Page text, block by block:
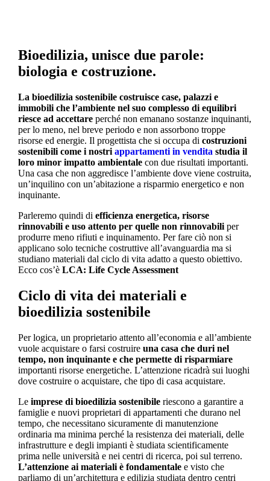
Bioedilizia, unisce due parole:
biologia e costruzione.
La bioedilizia sostenibile costruisce case, palazzi e
immobili che l’ambiente nel suo complesso di equilibri
riesce ad accettare perché non emanano sostanze inquinanti,
per lo meno, nel breve periodo e non assorbono troppe
risorse ed energie. Il progettista che si occupa di costruzioni
sostenibili come i nostri appartamenti in vendita studia il
loro minor impatto ambientale con due risultati importanti.
Una casa che non aggredisce l’ambiente dove viene costruita,
un’inquilino con un’abitazione a risparmio energetico e non
inquinante.
Parleremo quindi di efficienza energetica, risorse
rinnovabili e uso attento per quelle non rinnovabili per
produrre meno rifiuti e inquinamento. Per fare ciò non si
applicano solo tecniche costruttive all’avanguardia ma si
studiano materiali dal ciclo di vita adatto a questo obiettivo.
Ecco cos’è LCA: Life Cycle Assessment
Ciclo di vita dei materiali e
bioedilizia sostenibile
Per logica, un proprietario attento all’economia e all’ambiente
vuole acquistare o farsi costruire una casa che duri nel
tempo, non inquinante e che permette di risparmiare
importanti risorse energetiche. L’attenzione ricadrà sui luoghi
dove costruire o acquistare, che tipo di casa acquistare.
Le imprese di bioedilizia sostenibile riescono a garantire a
famiglie e nuovi proprietari di appartamenti che durano nel
tempo, che necessitano sicuramente di manutenzione
ordinaria ma minima perché la resistenza dei materiali, delle
infrastrutture e degli impianti è studiata scientificamente
prima nelle università e nei centri di ricerca, poi sul terreno.
L’attenzione ai materiali è fondamentale e visto che
parliamo di un’architettura e edilizia studiata dentro centri